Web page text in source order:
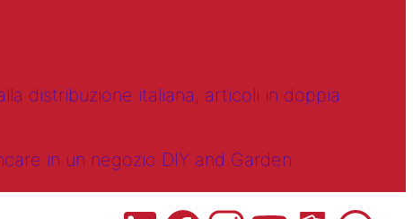
distribuzione italiana, articoli in doppia
in un negozio DIY and Garden